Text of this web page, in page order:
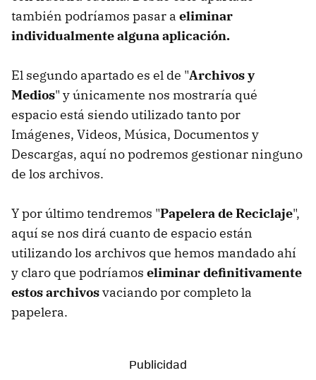
también podríamos pasar a eliminar
individualmente alguna aplicación.
El segundo apartado es el de "Archivos y
Medios" y únicamente nos mostraría qué
espacio está siendo utilizado tanto por
Imágenes, Videos, Música, Documentos y
Descargas, aquí no podremos gestionar ninguno
de los archivos.
Y por último tendremos "Papelera de Reciclaje",
aquí se nos dirá cuanto de espacio están
utilizando los archivos que hemos mandado ahí
y claro que podríamos eliminar definitivamente
estos archivosvaciando por completo la
papelera.